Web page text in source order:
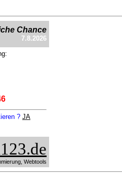
Chance
7.8.2026
? JA
Webtools